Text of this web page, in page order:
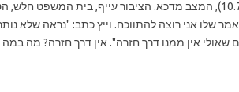
גידי וייץ צודק ("הארץ", 10.7), המצב מדכא. הציבור עייף, בית
שלו אני רוצה להתווכח. וייץ כתב: "נראה שלא
שאולי אין ממנו דרך חזרה". אין דרך חזרה? מה